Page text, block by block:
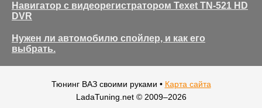
Навигатор с видеорегистратором Texet TN-521 HD
DVR
Нужен ли автомобилю спойлер, и как его
выбрать.
Тюнинг ВАЗ своими руками • Карта сайта
LadaTuning.net © 2009–2026